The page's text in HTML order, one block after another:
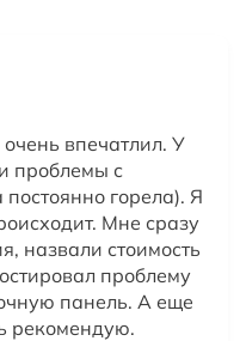
впечатлил. У
проблемы с
горела). Я
Мне сразу
назвали стоимость
проблему
панель. А еще
рекомендую.